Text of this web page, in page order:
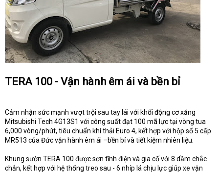
TERA 100 - Vận hành êm ái và bền bỉ
Cảm nhận sức mạnh vượt trội sau tay lái với khối động cơ xăng
Mitsubishi Tech 4G13S1 với công suất đạt 100 mã lực tại vòng tua
6,000 vòng/phút, tiêu chuẩn khí thải Euro 4, kết hợp với hộp số 5 cấp
MR513 của Đức vận hành êm ái –bền bỉ và tiết kiệm nhiên liệu.
Khung sườn TERA 100 được sơn tĩnh điện và gia cố với 8 dầm chắc
chắn, kết hợp với hệ thống treo sau - 6 nhíp lá chịu lực giúp xe vận